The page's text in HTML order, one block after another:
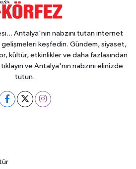
Antalya'nın nabzını tutan internet
keşfedin. Gündem, siyaset,
kültür, etkinlikler ve daha fazlasından
ve Antalya'nın nabzını elinizde
tutun.